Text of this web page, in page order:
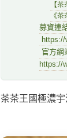
【
《
募資連
官方網
https://
茶茶王國極濃